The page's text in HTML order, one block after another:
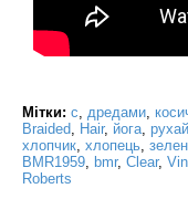
Мітки: с дредами
Braided
Hair, йога
хлопчик хлопець
BMR1959
bmr, Clear,
Roberts